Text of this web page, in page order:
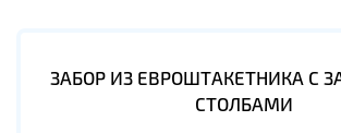
ЗАБОР ИЗ ЕВРОШТАКЕТНИКА С
СТОЛБАМИ